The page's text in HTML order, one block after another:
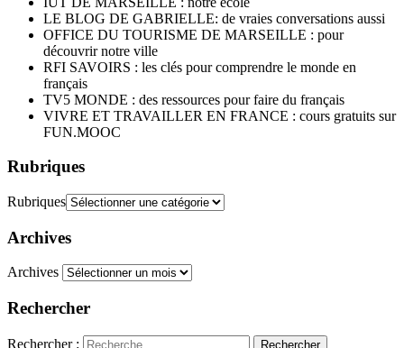
LE BLOG DE GABRIELLE: de vraies conversations aussi
OFFICE DU TOURISME DE MARSEILLE : pour
découvrir notre ville
RFI SAVOIRS : les clés pour comprendre le monde en
français
TV5 MONDE : des ressources pour faire du français
VIVRE ET TRAVAILLER EN FRANCE : cours gratuits sur
FUN.MOOC
Rubriques
Rubriques
Archives
Archives
Rechercher
Rechercher :